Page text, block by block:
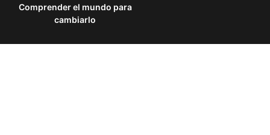
Comprender el mundo para
cambiarlo